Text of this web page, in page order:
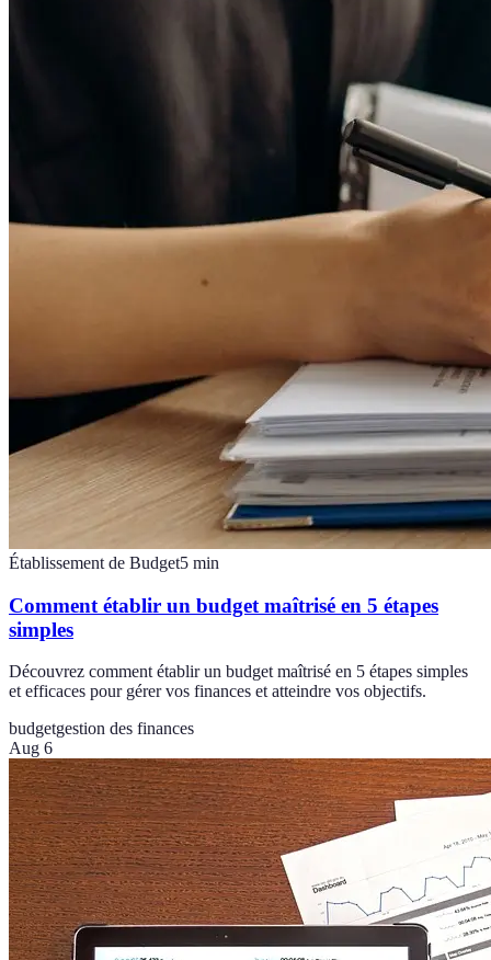
Établissement de Budget5 min
Comment établir un budget maîtrisé en 5 étapes
simples
Découvrez comment établir un budget maîtrisé en 5 étapes simples
et efficaces pour gérer vos finances et atteindre vos objectifs.
budgetgestion des finances
Aug 6